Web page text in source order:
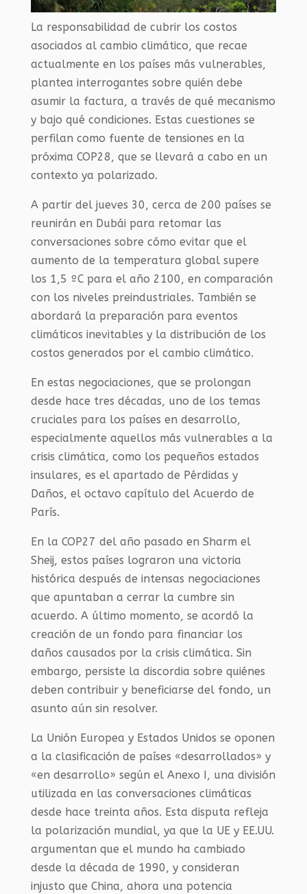
La responsabilidad de cubrir los costos
asociados al cambio climático, que recae
actualmente en los países más vulnerables,
plantea interrogantes sobre quién debe
asumir la factura, a través de qué mecanismo
y bajo qué condiciones. Estas cuestiones se
perfilan como fuente de tensiones en la
próxima COP28, que se llevará a cabo en un
contexto ya polarizado.
A partir del jueves 30, cerca de 200 países se
reunirán en Dubái para retomar las
conversaciones sobre cómo evitar que el
aumento de la temperatura global supere
los 1,5 ºC para el año 2100, en comparación
con los niveles preindustriales. También se
abordará la preparación para eventos
climáticos inevitables y la distribución de los
costos generados por el cambio climático.
En estas negociaciones, que se prolongan
desde hace tres décadas, uno de los temas
cruciales para los países en desarrollo,
especialmente aquellos más vulnerables a la
crisis climática, como los pequeños estados
insulares, es el apartado de Pérdidas y
Daños, el octavo capítulo del Acuerdo de
París.
En la COP27 del año pasado en Sharm el
Sheij, estos países lograron una victoria
histórica después de intensas negociaciones
que apuntaban a cerrar la cumbre sin
acuerdo. A último momento, se acordó la
creación de un fondo para financiar los
daños causados por la crisis climática. Sin
embargo, persiste la discordia sobre quiénes
deben contribuir y beneficiarse del fondo, un
asunto aún sin resolver.
La Unión Europea y Estados Unidos se oponen
a la clasificación de países «desarrollados» y
«en desarrollo» según el Anexo I, una división
utilizada en las conversaciones climáticas
desde hace treinta años. Esta disputa refleja
la polarización mundial, ya que la UE y EE.UU.
argumentan que el mundo ha cambiado
desde la década de 1990, y consideran
injusto que China, ahora una potencia